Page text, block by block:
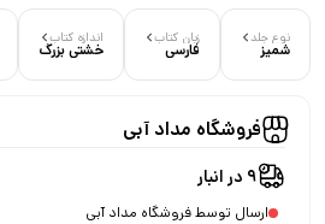
نوع جلد
شمیز
زبان کتاب
فارسی
اندازه کتاب
خشتی بزرگ
فروشگاه مداد آبی
9 در انبار
ارسال توسط فروشگاه مداد آبی